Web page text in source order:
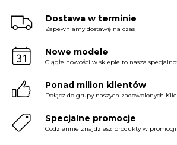
Dostawa w terminie
Zapewniamy dostawę na czas
Nowe modele
Ciągłe nowości w sklepie to nasza
Ponad milion klientów
Dołącz do grupy naszych zadowolonych
Specjalne promocje
Codziennie znajdziesz produkty w promocji